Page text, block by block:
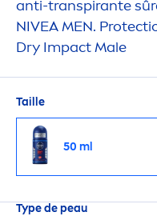
anti-transpirante
NIVEAMEN. Protect
Dry Impact Male
Taille
50 ml
Type de peau